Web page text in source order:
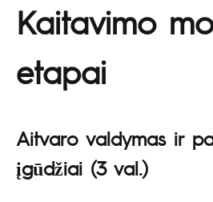
Kaitavimo
etapai
Aitvaro valdymas ir
įgūdžiai (3 val.)